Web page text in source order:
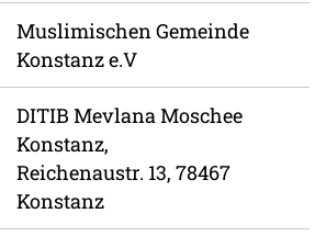
Muslimischen Gemeinde
Konstanz e.V
DITIB Mevlana Moschee
Konstanz,
Reichenaustr. 13, 78467
Konstanz